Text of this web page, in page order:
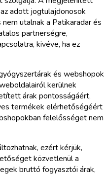
adott jogtulajdonosok
utalnak a Patikaradar és
partnerségre,
kivéve, ha ez
és webshopok
kerülnek
árak pontosságáért,
termékek elérhetőségéért
felelősséget nem
ezért kérjük,
közvetlenül a
bruttó fogyasztói árak,